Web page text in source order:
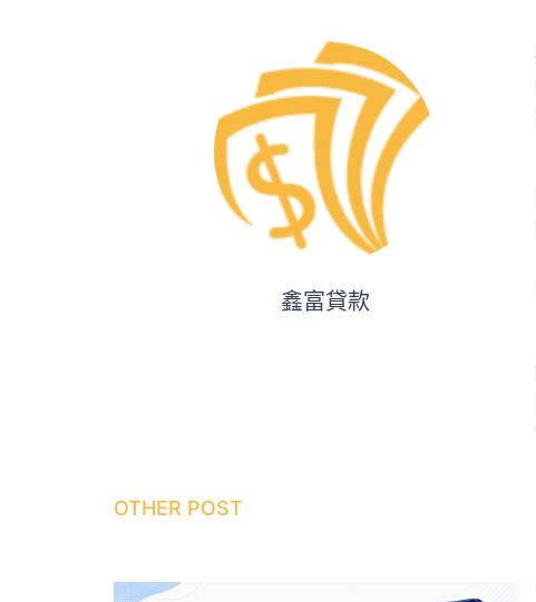
鑫富貸款
OTHER POST